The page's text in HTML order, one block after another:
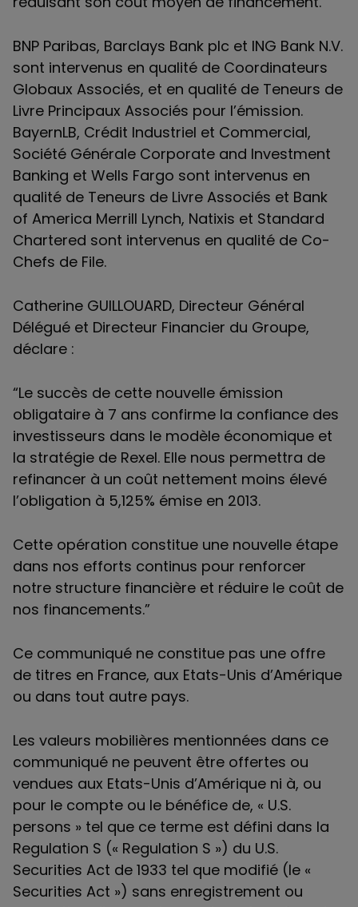
BNP Paribas, Barclays Bank plc et ING Bank N.V.
sont intervenus en qualité de Coordinateurs
Globaux Associés, et en qualité de Teneurs de
Livre Principaux Associés pour l’émission.
BayernLB, Crédit Industriel et Commercial,
Société Générale Corporate and Investment
Banking et Wells Fargo sont intervenus en
qualité de Teneurs de Livre Associés et Bank
of America Merrill Lynch, Natixis et Standard
Chartered sont intervenus en qualité de Co-
Chefs de File.
Catherine GUILLOUARD, Directeur Général
Délégué et Directeur Financier du Groupe,
déclare :
“Le succès de cette nouvelle émission
obligataire à 7 ans confirme la confiance des
investisseurs dans le modèle économique et
la stratégie de Rexel. Elle nous permettra de
refinancer à un coût nettement moins élevé
l’obligation à 5,125% émise en 2013.
Cette opération constitue une nouvelle étape
dans nos efforts continus pour renforcer
notre structure financière et réduire le coût de
nos financements.”
Ce communiqué ne constitue pas une offre
de titres en France, aux Etats-Unis d’Amérique
ou dans tout autre pays.
Les valeurs mobilières mentionnées dans ce
communiqué ne peuvent être offertes ou
vendues aux Etats-Unis d’Amérique ni à, ou
pour le compte ou le bénéfice de, « U.S.
persons » tel que ce terme est défini dans la
Regulation S (« Regulation S ») du U.S.
Securities Act de 1933 tel que modifié (le «
Securities Act ») sans enregistrement ou